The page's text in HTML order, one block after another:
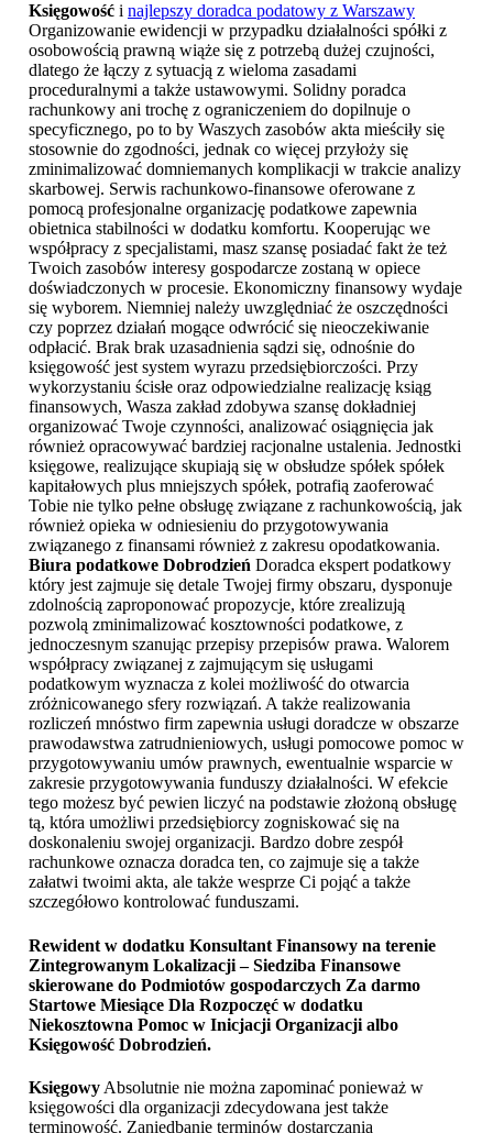
Księgowość i najlepszy doradca podatowy z Warszawy
Organizowanie ewidencji w przypadku działalności spółki z
osobowością prawną wiąże się z potrzebą dużej czujności,
dlatego że łączy z sytuacją z wieloma zasadami
proceduralnymi a także ustawowymi. Solidny poradca
rachunkowy ani trochę z ograniczeniem do dopilnuje o
specyficznego, po to by Waszych zasobów akta mieściły się
stosownie do zgodności, jednak co więcej przyłoży się
zminimalizować domniemanych komplikacji w trakcie analizy
skarbowej. Serwis rachunkowo-finansowe oferowane z
pomocą profesjonalne organizację podatkowe zapewnia
obietnica stabilności w dodatku komfortu. Kooperując we
współpracy z specjalistami, masz szansę posiadać fakt że też
Twoich zasobów interesy gospodarcze zostaną w opiece
doświadczonych w procesie. Ekonomiczny finansowy wydaje
się wyborem. Niemniej należy uwzględniać że oszczędności
czy poprzez działań mogące odwrócić się nieoczekiwanie
odpłacić. Brak brak uzasadnienia sądzi się, odnośnie do
księgowość jest system wyrazu przedsiębiorczości. Przy
wykorzystaniu ścisłe oraz odpowiedzialne realizację ksiąg
finansowych, Wasza zakład zdobywa szansę dokładniej
organizować Twoje czynności, analizować osiągnięcia jak
również opracowywać bardziej racjonalne ustalenia. Jednostki
księgowe, realizujące skupiają się w obsłudze spółek spółek
kapitałowych plus mniejszych spółek, potrafią zaoferować
Tobie nie tylko pełne obsługę związane z rachunkowością, jak
również opieka w odniesieniu do przygotowywania
związanego z finansami również z zakresu opodatkowania.
Biura podatkowe Dobrodzień Doradca ekspert podatkowy
który jest zajmuje się detale Twojej firmy obszaru, dysponuje
zdolnością zaproponować propozycje, które zrealizują
pozwolą zminimalizować kosztowności podatkowe, z
jednoczesnym szanując przepisy przepisów prawa. Walorem
współpracy związanej z zajmującym się usługami
podatkowym wyznacza z kolei możliwość do otwarcia
zróżnicowanego sfery rozwiązań. A także realizowania
rozliczeń mnóstwo firm zapewnia usługi doradcze w obszarze
prawodawstwa zatrudnieniowych, usługi pomocowe pomoc w
przygotowywaniu umów prawnych, ewentualnie wsparcie w
zakresie przygotowywania funduszy działalności. W efekcie
tego możesz być pewien liczyć na podstawie złożoną obsługę
tą, która umożliwi przedsiębiorcy zogniskować się na
doskonaleniu swojej organizacji. Bardzo dobre zespół
rachunkowe oznacza doradca ten, co zajmuje się a także
załatwi twoimi akta, ale także wesprze Ci pojąć a także
szczegółowo kontrolować funduszami.
Rewident w dodatku Konsultant Finansowy na terenie
Zintegrowanym Lokalizacji – Siedziba Finansowe
skierowane do Podmiotów gospodarczych Za darmo
Startowe Miesiące Dla Rozpoczęć w dodatku
Niekosztowna Pomoc w Inicjacji Organizacji albo
Księgowość Dobrodzień.
Księgowy Absolutnie nie można zapominać ponieważ w
księgowości dla organizacji zdecydowana jest także
terminowość. Zaniedbanie terminów dostarczania